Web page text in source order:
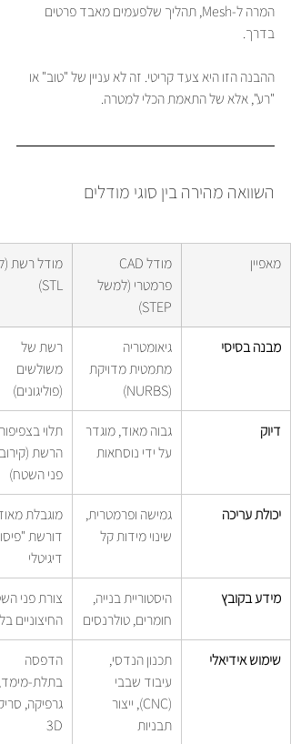
המרה ל-Mesh, תהליך שלפעמים מאבד פרטים
בדרך.
ההבנה הזו היא צעד קריטי. זה לא עניין של "טוב" או
"רע", אלא של התאמת הכלי למטרה.
השוואה מהירה בין סוגי מודלים
מאפיין
פרמטרי (למשל
STEP)
מודל רשת
STL)
מבנה בסיסי
גיאומטריה
מתמטית מדויקת
(NURBS)
רשת של
משולשים
(פוליגונים)
דיוק
גבוה מאוד, מוגדר
על ידי נוסחאות
תלוי
הרשת
פני השטח)
יכולת עריכה
גמישה ופרמטרית,
שינוי מידות קל
מוגבלת
דורשת
דיגיטלי
מידע בקובץ
היסטוריית בנייה,
חומרים, טולרנסים
צורת פני
החיצוניים
שימוש אידיאלי
תכנון הנדסי,
עיבוד שבבי
(CNC), ייצור
תבניות
הדפסה
בתלת-
גרפיקה,
3D